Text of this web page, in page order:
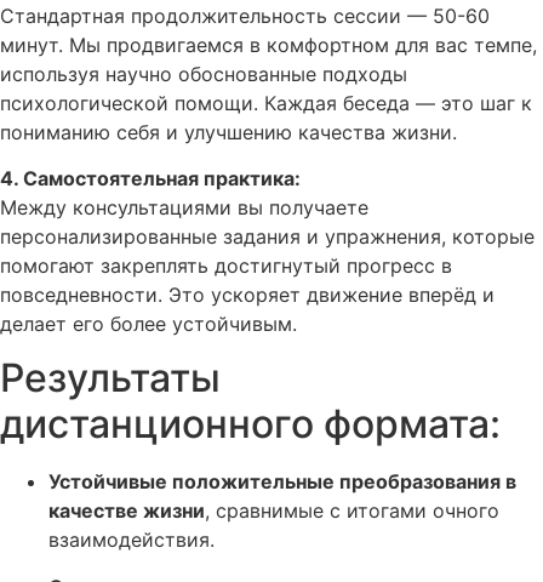
Стандартная продолжительность сессии — 50-60
минут. Мы продвигаемся в комфортном для вас темпе,
используя научно обоснованные подходы
психологической помощи. Каждая беседа — это шаг к
пониманию себя и улучшению качества жизни.
4. Самостоятельная практика:
Между консультациями вы получаете
персонализированные задания и упражнения, которые
помогают закреплять достигнутый прогресс в
повседневности. Это ускоряет движение вперёд и
делает его более устойчивым.
Результаты
дистанционного формата:
Устойчивые положительные преобразования в
качестве жизни, сравнимые с итогами очного
взаимодействия.